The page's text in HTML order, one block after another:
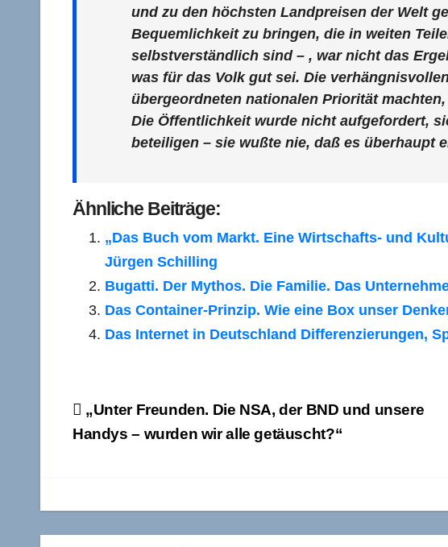
und zu den höchsten Landpreisen der Welt
Bequemlichkeit zu bringen, die in weiten
selbstverständlich sind – , war nicht das
was für das Volk gut sei. Die
übergeordneten nationalen Priorität
Die Öffentlichkeit wurde nicht aufgefordert,
beteiligen – sie wußte nie, daß es überhaupt
Ähnliche Beiträge:
„Das Buch vom Markt. Eine Wirtschafts- und
Jürgen Schilling
Bugatti. Der Mythos. Die Familie. Das
Das Container-Prinzip. Wie eine Box unser
Das Internet in Deutschland Differenzierungen,
Beitragsnavigation
„Unter Freunden. Die NSA, der BND und unsere
Handys – wurden wir alle getäuscht?“